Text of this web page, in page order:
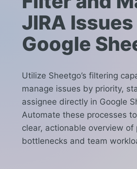
JIRA
Google
Utilize Sheetgo’s filtering
manage issues by priority,
assignee directly in Google
Automate these processes
clear, actionable overview of
bottlenecks and team